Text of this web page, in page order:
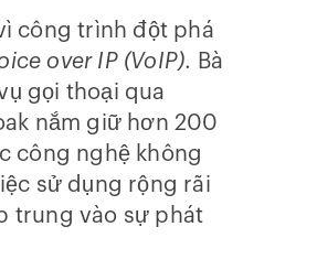
công trình đột phá
over IP (VoIP). Bà
gọi thoại qua
nắm giữ hơn 200
công nghệ không
sử dụng rộng rãi
trung vào sự phát